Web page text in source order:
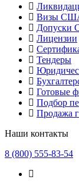
Визы
Допуски
Лицензии
Тендеры
Готовые
Подбор
Продажа
Наши контакты
8 (800) 555-83-54